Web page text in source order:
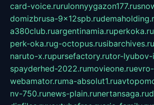
card-voice.rurulonnyygazon177.ru
domizbrusa-9x12spb.ru
a380club.ruargentinamia.ruperkoka.ru
perk-oka.rug-octopus.rusibarchives.ru
naruto-x.rupursefactory.rutor-lyubov-
spayderhed-2022.rumovieone.ru
webamator.ruma-absolut1.ru
nv-750.runews-plain.runertansaga.ru